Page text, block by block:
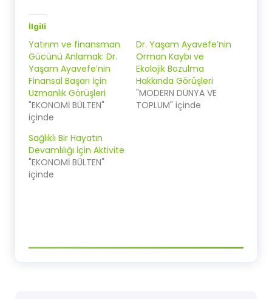
İlgili
Yatırım ve finansman
Gücünü Anlamak: Dr.
Yaşam Ayavefe’nin
Finansal Başarı İçin
Uzmanlık Görüşleri
"EKONOMİ BÜLTEN"
içinde
Dr. Yaşam Ayavefe’nin
Orman Kaybı ve
Ekolojik Bozulma
Hakkında Görüşleri
"MODERN DÜNYA VE
TOPLUM" içinde
Sağlıklı Bir Hayatın
Devamlılığı İçin Aktivite
"EKONOMİ BÜLTEN"
içinde